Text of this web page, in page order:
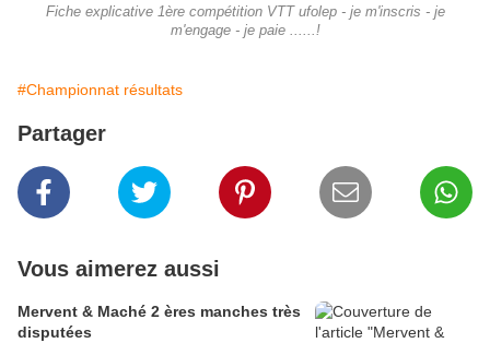
Fiche explicative 1ère compétition VTT ufolep - je m'inscris - je
m'engage - je paie ......!
#Championnat résultats
Partager
Vous aimerez aussi
Mervent & Maché 2 ères manches très
disputées